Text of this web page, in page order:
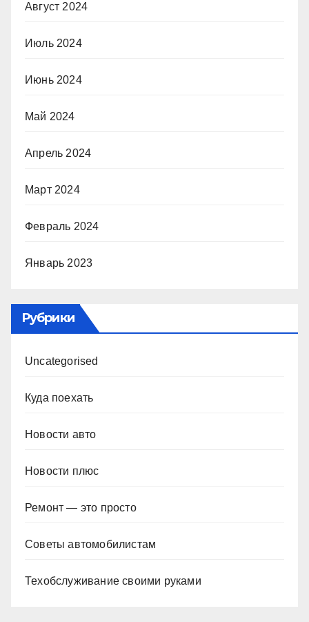
Август 2024
Июль 2024
Июнь 2024
Май 2024
Апрель 2024
Март 2024
Февраль 2024
Январь 2023
Рубрики
Uncategorised
Куда поехать
Новости авто
Новости плюс
Ремонт — это просто
Советы автомобилистам
Техобслуживание своими руками